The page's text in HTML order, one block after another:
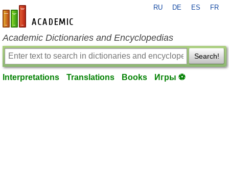
en-academic.com
RU DE ES FR
Academic Dictionaries and Encyclopedias
Search!
Interpretations Translations Books Игры ⚽